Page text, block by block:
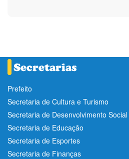
Prefeito
Secretaria de Cultura e Turismo
Secretaria de Desenvolvimento
Secretaria de Educação
Secretaria de Esportes
Secretaria de Finanças